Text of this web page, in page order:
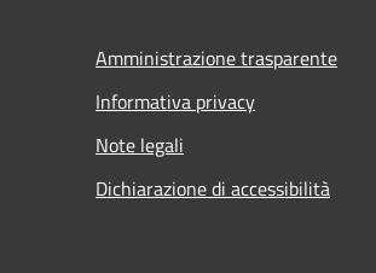
Amministrazione trasparente
Informativa privacy
Note legali
Dichiarazione di accessibilità